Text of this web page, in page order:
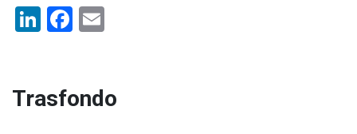
LinkedIn
Facebook
Trasfondo